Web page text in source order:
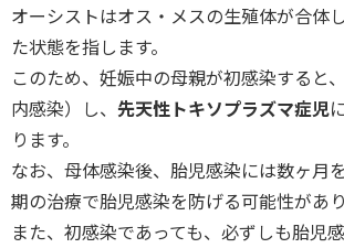
オーシストはオス・メスの生殖体が合体
た状態を指します。
このため、妊娠中の母親が初感染すると
内感染）し、 先天性トキソプラズマ症児
ります。
なお、母体感染後、胎児感染には数ヶ月
期の治療で胎児感染を防げる可能性があり
また、初感染であっても、必ずしも胎児